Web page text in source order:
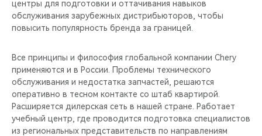
центры для подготовки и оттачивания навыков
обслуживания зарубежных дистрибьюторов, чтобы
повысить популярность бренда за границей.
Все принципы и философия глобальной компании Chery
применяются и в России. Проблемы технического
обслуживания и недостатка запчастей, решаются
оперативно в тесном контакте со штаб квартирой.
Расширяется дилерская сеть в нашей стране. Работает
учебный центр, где проводится подготовка специалистов
из региональных представительств по направлениям